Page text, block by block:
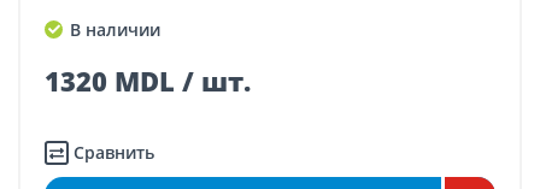
В наличии
1320 MDL / шт.
Сравнить